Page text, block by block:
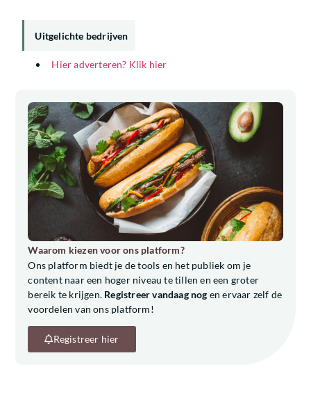
Uitgelichte bedrijven
Hier adverteren? Klik hier
Waarom kiezen voor ons platform?
Ons platform biedt je de tools en het publiek om je
content naar een hoger niveau te tillen en een groter
bereik te krijgen. Registreer vandaag nog en ervaar zelf de
voordelen van ons platform!
Registreer hier